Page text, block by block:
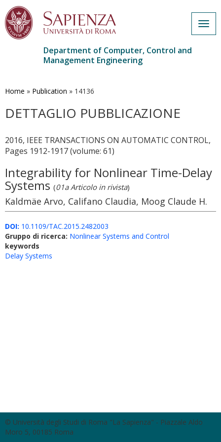
main
Department of Computer, Control and
Management Engineering
Home » Publication » 14136
DETTAGLIO PUBBLICAZIONE
2016, IEEE TRANSACTIONS ON AUTOMATIC CONTROL,
Pages 1912-1917 (volume: 61)
Integrability for Nonlinear Time-Delay
Systems (01a Articolo in rivista)
Kaldmäe Arvo, Califano Claudia, Moog Claude H.
DOI: 10.1109/TAC.2015.2482003
Gruppo di ricerca: Nonlinear Systems and Control
keywords
Delay Systems
© Università degli Studi di Roma "La Sapienza" - Piazzale Aldo
Moro 5, 00185 Roma